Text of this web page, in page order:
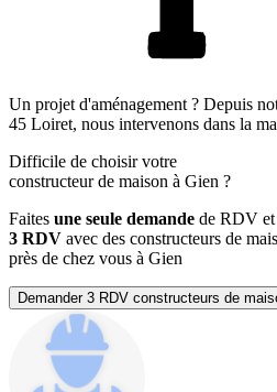
Un projet d'aménagement ? Depuis
45 Loiret, nous intervenons dans la
Difficile de choisir votre
constructeur de maison à Gien ?
Faites une seule demande de RDV et
3 RDV avec des constructeurs de
près de chez vous à Gien
Demander 3 RDV constructeurs de